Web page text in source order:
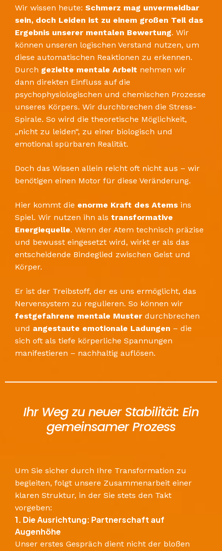
​Wir wissen heute: Schmerz mag unvermeidbar
sein, doch Leiden ist zu einem großen Teil das
Ergebnis unserer mentalen Bewertung. Wir
können unseren logischen Verstand nutzen, um
diese automatischen Reaktionen zu erkennen.
Durch gezielte mentale Arbeit nehmen wir
dann direkten Einfluss auf die
psychophysiologischen und chemischen Prozesse
unseres Körpers. Wir durchbrechen die Stress-
Spirale. So wird die theoretische Möglichkeit,
„nicht zu leiden“, zu einer biologisch und
emotional spürbaren Realität.
​Doch das Wissen allein reicht oft nicht aus – wir
benötigen einen Motor für diese Veränderung.
Hier kommt die enorme Kraft des Atems ins
Spiel. Wir nutzen ihn als transformative
Energiequelle. Wenn der Atem technisch präzise
und bewusst eingesetzt wird, wirkt er als das
entscheidende Bindeglied zwischen Geist und
Körper.
​Er ist der Treibstoff, der es uns ermöglicht, das
Nervensystem zu regulieren. So können wir
festgefahrene mentale Muster durchbrechen
und angestaute emotionale Ladungen – die
sich oft als tiefe körperliche Spannungen
manifestieren – nachhaltig auflösen.
​Ihr Weg zu neuer Stabilität: Ein
gemeinsamer Prozess
Um Sie sicher durch Ihre Transformation zu
begleiten, folgt unsere Zusammenarbeit einer
klaren Struktur, in der Sie stets den Takt
vorgeben:
1. Die Ausrichtung: Partnerschaft auf
Augenhöhe
​Unser erstes Gespräch dient nicht der bloßen